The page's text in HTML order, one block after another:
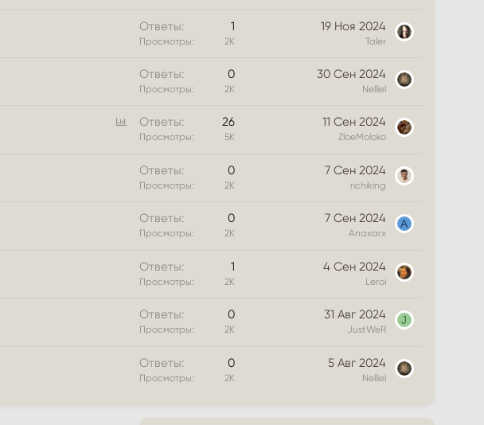
Ответы 1
Просмотры 2К
19 Ноя 2024
Taler
Ответы 0
Просмотры 2К
30 Сен 2024
Nelliel
Ответы 26
Просмотры 5К
11 Сен 2024
ZloeMoloko
Ответы 0
Просмотры 2К
7 Сен 2024
richiking
Ответы 0
Просмотры 2К
7 Сен 2024
Anaxarx
A
Ответы 1
Просмотры 2К
4 Сен 2024
Leroi
Ответы 0
Просмотры 2К
31 Авг 2024
JustWeR
J
Ответы 0
Просмотры 2К
5 Авг 2024
Nelliel